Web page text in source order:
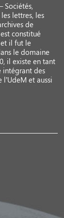
Sociétés,
lettres, les
de
constitué
il fut le
le domaine
il existe en tant
intégrant des
l’UdeM et aussi